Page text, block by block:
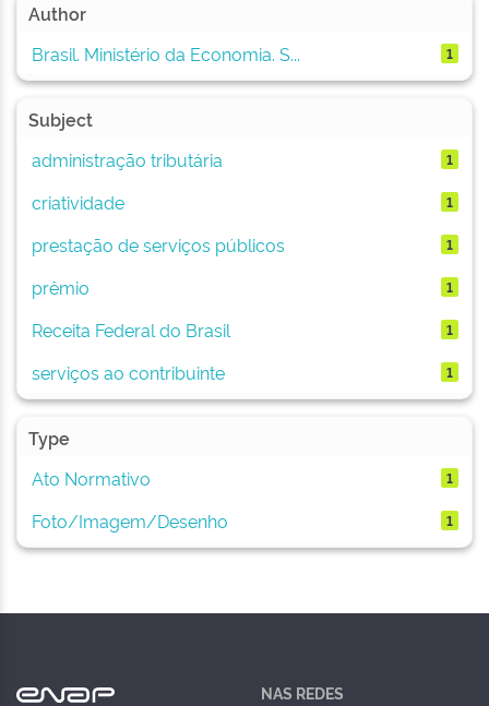
Author
Brasil. Ministério da Economia. S...
1
Subject
administração tributária
1
criatividade 1
prestação de serviços públicos 1
prêmio 1
Receita Federal do Brasil 1
serviços ao contribuinte 1
Type
Ato Normativo
1
Foto/Imagem/Desenho 1
NAS REDES